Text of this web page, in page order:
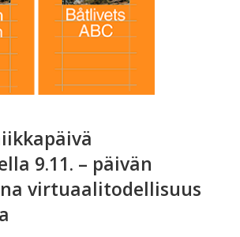
9.11. – päivän
virtuaalitodellisuus